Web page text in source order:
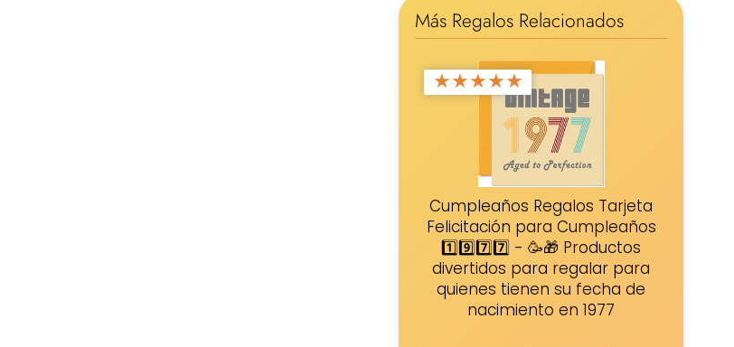
Más Regalos Relacionados
★★★★★
Cumpleaños Regalos Tarjeta
Felicitación para Cumpleaños
1️⃣9️⃣7️⃣7️⃣ - 🥳🎁 Productos
divertidos para regalar para
quienes tienen su fecha de
nacimiento en 1977